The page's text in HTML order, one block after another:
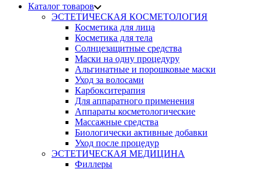
Каталог товаров
ЭСТЕТИЧЕСКАЯ КОСМЕТОЛОГИЯ
Косметика для лица
Косметика для тела
Солнцезащитные средства
Маски на одну процедуру
Альгинатные и порошковые маски
Уход за волосами
Карбокситерапия
Для аппаратного применения
Аппараты косметологические
Массажные средства
Биологически активные добавки
Уход после процедур
ЭСТЕТИЧЕСКАЯ МЕДИЦИНА
Филлеры